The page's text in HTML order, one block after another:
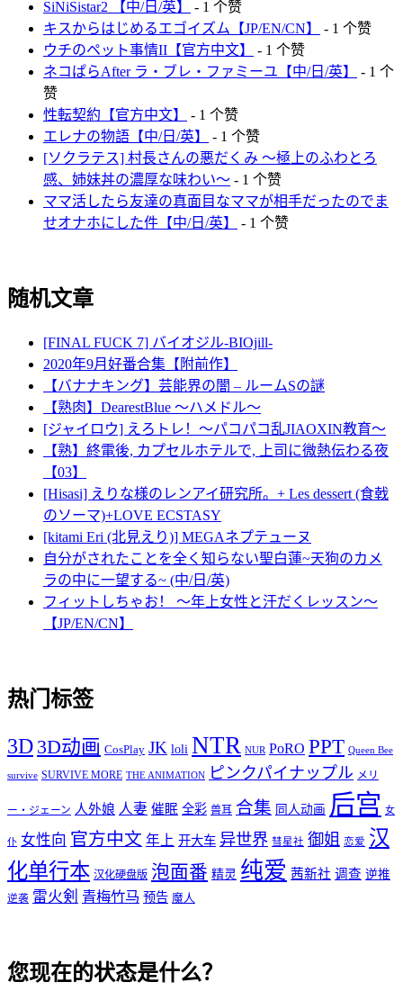
SiNiSistar2 【中/日/英】
- 1 个赞
キスからはじめるエゴイズム【JP/EN/CN】
- 1 个赞
ウチのペット事情II【官方中文】
- 1 个赞
ネコぱらAfter ラ・ブレ・ファミーユ【中/日/英】
- 1 个
赞
性転契約【官方中文】
- 1 个赞
エレナの物語【中/日/英】
- 1 个赞
[ソクラテス] 村長さんの悪だくみ ～極上のふわとろ
感、姉妹丼の濃厚な味わい～ - 1 个赞
ママ活したら友達の真面目なママが相手だったのでま
せオナホにした件【中/日/英】
- 1 个赞
随机文章
[FINAL FUCK 7] バイオジル-BIOjill-
2020年9月好番合集【附前作】
【バナナキング】芸能界の闇 – ルームSの謎
【熟肉】DearestBlue ～ハメドル～
[ジャイロウ] えろトレ！～パコパコ乱JIAOXIN教育～
【熟】終電後, カプセルホテルで, 上司に微熱伝わる夜
【03】
[Hisasi] えりな様のレンアイ研究所。+ Les dessert (食戟
のソーマ)+LOVE ECSTASY
[kitami Eri (北見えり)] MEGAネプテューヌ
自分がされたことを全く知らない聖白蓮~天狗のカメ
ラの中に一望する~ (中/日/英)
フィットしちゃお！ ～年上女性と汗だくレッスン～
【JP/EN/CN】
热门标签
3D 3D动画 CosPlay JK loli NTR NUR PoRO PPT Queen Bee
survive SURVIVE MORE THE ANIMATION ピンクパイナップル メリ
ー・ジェーン 人外娘 人妻 催眠 全彩 兽耳 合集 同人动画 后宫 女
仆 女性向 官方中文 年上 开大车 异世界 彗星社 御姐 恋爱 汉
化单行本 汉化硬盘版 泡面番 精灵 纯爱 茜新社 调查 逆推
逆袭 雷火剣 青梅竹马 预告 魔人
您现在的状态是什么？